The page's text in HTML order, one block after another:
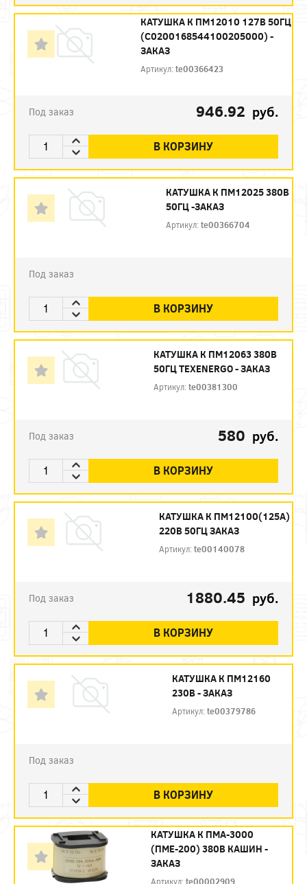
КАТУШКА К ПМ12010 127В 50ГЦ
(С0200168544100205000) -
ЗАКАЗ
Артикул:te00366423
Под заказ 946.92 руб.
В КОРЗИНУ
КАТУШКА К ПМ12025 380В
50ГЦ -ЗАКАЗ
Артикул:te00366704
Под заказ
В КОРЗИНУ
КАТУШКА К ПМ12063 380В
50ГЦ TEXENERGO - ЗАКАЗ
Артикул:te00381300
Под заказ 580 руб.
В КОРЗИНУ
КАТУШКА К ПМ12100(125А)
220В 50ГЦ ЗАКАЗ
Артикул:te00140078
Под заказ 1880.45 руб.
В КОРЗИНУ
КАТУШКА К ПМ12160
230В - ЗАКАЗ
Артикул:te00379786
Под заказ
В КОРЗИНУ
КАТУШКА К ПМА-3000
(ПМЕ-200) 380В КАШИН -
ЗАКАЗ
Артикул:te00002909